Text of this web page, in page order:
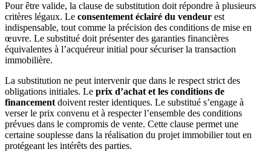
Pour être valide, la clause de substitution doit répondre à plusieurs
critères légaux. Le consentement éclairé du vendeur est
indispensable, tout comme la précision des conditions de mise en
œuvre. Le substitué doit présenter des garanties financières
équivalentes à l’acquéreur initial pour sécuriser la transaction
immobilière.
La substitution ne peut intervenir que dans le respect strict des
obligations initiales. Le prix d’achat et les conditions de
financement doivent rester identiques. Le substitué s’engage à
verser le prix convenu et à respecter l’ensemble des conditions
prévues dans le compromis de vente. Cette clause permet une
certaine souplesse dans la réalisation du projet immobilier tout en
protégeant les intérêts des parties.